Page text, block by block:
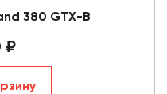
380 GTX-B
₽